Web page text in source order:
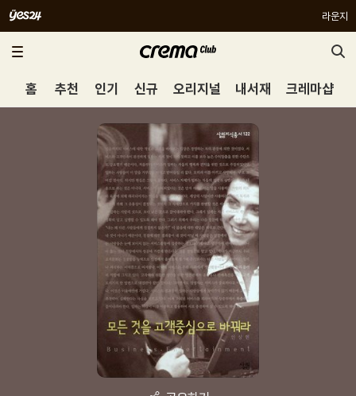
라운지
홈 추천 인기 신규 오리지널 내서재 크레마샵